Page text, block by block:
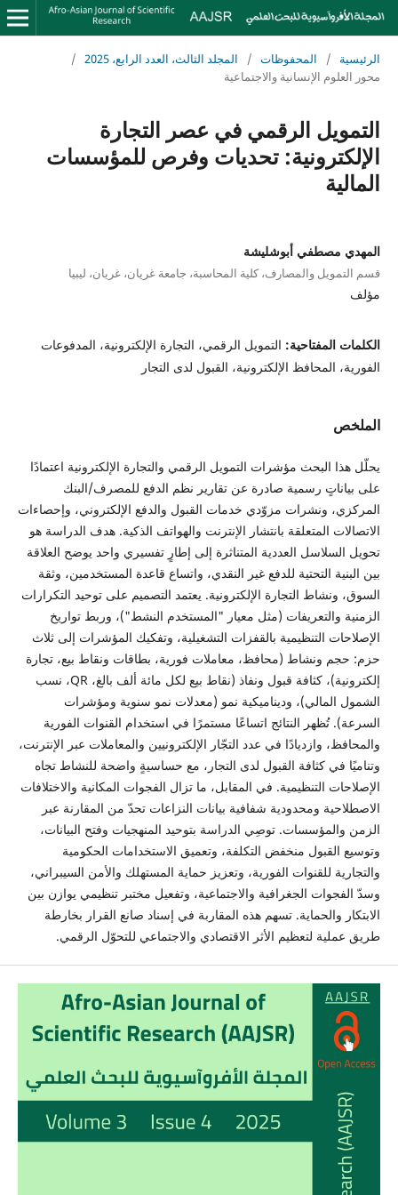
الرئيسية / المحفوظات / المجلد الثالث، العدد الرابع، 2025
/
محور العلوم الإنسانية والاجتماعية
التمويل الرقمي في عصر التجارة
الإلكترونية: تحديات وفرص للمؤسسات
المالية
المهدي مصطفي أبوشليشة
قسم التمويل والمصارف، كلية المحاسبة، جامعة غريان، غريان، ليبيا
مؤلف
الكلمات المفتاحية: التمويل الرقمي، التجارة الإلكترونية، المدفوعات
الفورية، المحافظ الإلكترونية، القبول لدى التجار
الملخص
يحلّل هذا البحث مؤشرات التمويل الرقمي والتجارة الإلكترونية اعتمادًا
على بياناتٍ رسمية صادرة عن تقارير نظم الدفع للمصرف/البنك
المركزي، ونشرات مزوّدي خدمات القبول والدفع الإلكتروني، وإحصاءات
الاتصالات المتعلقة بانتشار الإنترنت والهواتف الذكية. هدف الدراسة هو
تحويل السلاسل العددية المتناثرة إلى إطارٍ تفسيري واحد يوضح العلاقة
بين البنية التحتية للدفع غير النقدي، واتساع قاعدة المستخدمين، وثقة
السوق، ونشاط التجارة الإلكترونية. يعتمد التصميم على توحيد التكرارات
الزمنية والتعريفات (مثل معيار "المستخدم النشط")، وربط تواريخ
الإصلاحات التنظيمية بالقفزات التشغيلية، وتفكيك المؤشرات إلى ثلاث
حزم: حجم ونشاط (محافظ، معاملات فورية، بطاقات ونقاط بيع، تجارة
إلكترونية)، كثافة قبول ونفاذ (نقاط بيع لكل مائة ألف بالغ، QR، نسب
الشمول المالي)، وديناميكية نمو (معدلات نمو سنوية ومؤشرات
السرعة). تُظهر النتائج اتساعًا مستمرًا في استخدام القنوات الفورية
والمحافظ، وازديادًا في عدد التجّار الإلكترونيين والمعاملات عبر الإنترنت،
وتناميًا في كثافة القبول لدى التجار، مع حساسيةٍ واضحة للنشاط تجاه
الإصلاحات التنظيمية. في المقابل، ما تزال الفجوات المكانية والاختلافات
الاصطلاحية ومحدودية شفافية بيانات النزاعات تحدّ من المقارنة عبر
الزمن والمؤسسات. توصِي الدراسة بتوحيد المنهجيات وفتح البيانات،
وتوسيع القبول منخفض التكلفة، وتعميق الاستخدامات الحكومية
والتجارية للقنوات الفورية، وتعزيز حماية المستهلك والأمن السيبراني،
وسدّ الفجوات الجغرافية والاجتماعية، وتفعيل مختبر تنظيمي يوازن بين
الابتكار والحماية. تسهم هذه المقاربة في إسناد صانع القرار بخارطة
طريق عملية لتعظيم الأثر الاقتصادي والاجتماعي للتحوّل الرقمي.